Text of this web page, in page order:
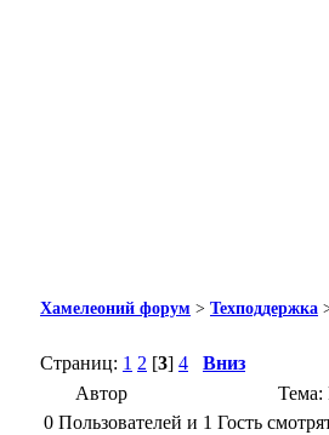
Хамелеоний форум > Техподдержка
Страниц: 1 2 [3] 4 Вниз
Автор
Тема:
0 Пользователей и 1 Гость